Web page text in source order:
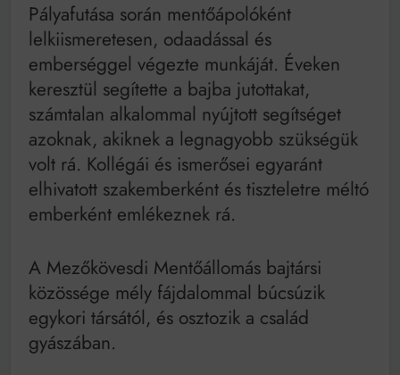
Pályafutása során mentőápolóként
lelkiismeretesen, odaadással és
emberséggel végezte munkáját. Éveken
keresztül segítette a bajba jutottakat,
számtalan alkalommal nyújtott segítséget
azoknak, akiknek a legnagyobb szükségük
volt rá. Kollégái és ismerősei egyaránt
elhivatott szakemberként és tiszteletre méltó
emberként emlékeznek rá.
A Mezőkövesdi Mentőállomás bajtársi
közössége mély fájdalommal búcsúzik
egykori társától, és osztozik a család
gyászában.